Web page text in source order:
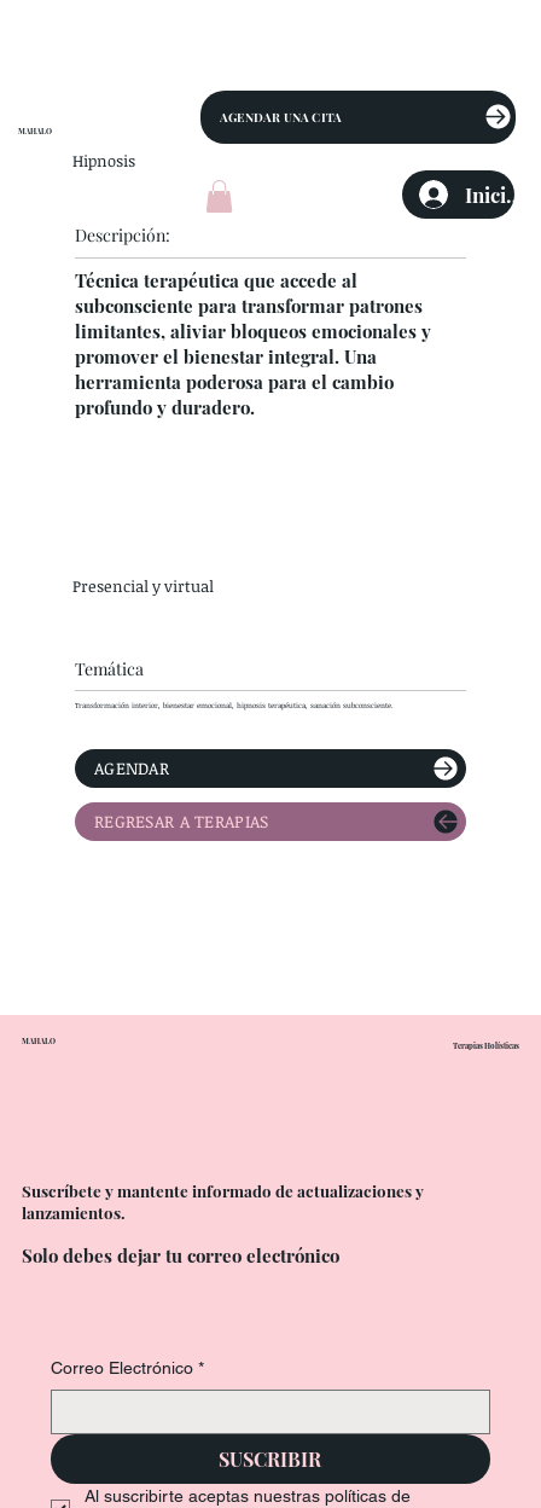
MAHALO
Iniciar
AGENDAR UNA CITA
Hipnosis
Descripción:
Técnica terapéutica que accede al
subconsciente para transformar patrones
limitantes, aliviar bloqueos emocionales y
promover el bienestar integral. Una
herramienta poderosa para el cambio
profundo y duradero.
Presencial y virtual
Temática
Transformación interior, bienestar emocional, hipnosis terapéutica, sanación subconsciente.
AGENDAR
REGRESAR A TERAPIAS
MAHALO
Suscríbete y mantente informado de actualizaciones y
lanzamientos.
Solo debes dejar tu correo electrónico
Correo Electrónico *
SUSCRIBIR
Al suscribirte aceptas nuestras políticas de
Terapias Holísticas